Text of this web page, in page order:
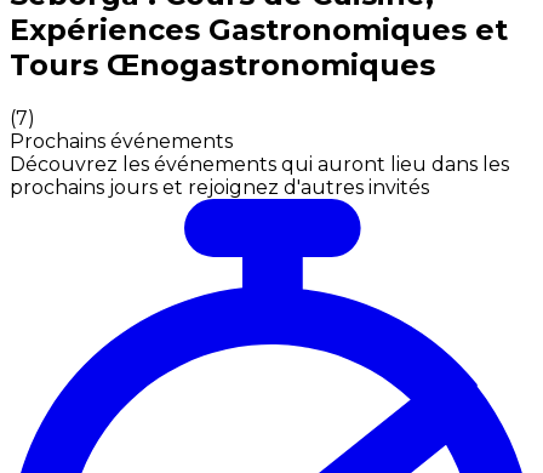
Expériences Gastronomiques et
Tours Œnogastronomiques
(7)
Prochains événements
Découvrez les événements qui auront lieu dans les
prochains jours et rejoignez d'autres invités